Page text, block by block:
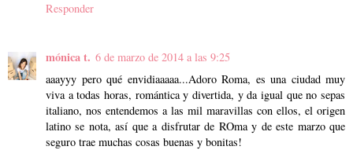
Responder
mónica t. 6 de marzo de 2014 a las 9:25
aaayyy pero qué envidiaaaaa...Adoro Roma, es una ciudad muy
viva a todas horas, romántica y divertida, y da igual que no sepas
italiano, nos entendemos a las mil maravillas con ellos, el origen
latino se nota, así que a disfrutar de ROma y de este marzo que
seguro trae muchas cosas buenas y bonitas!